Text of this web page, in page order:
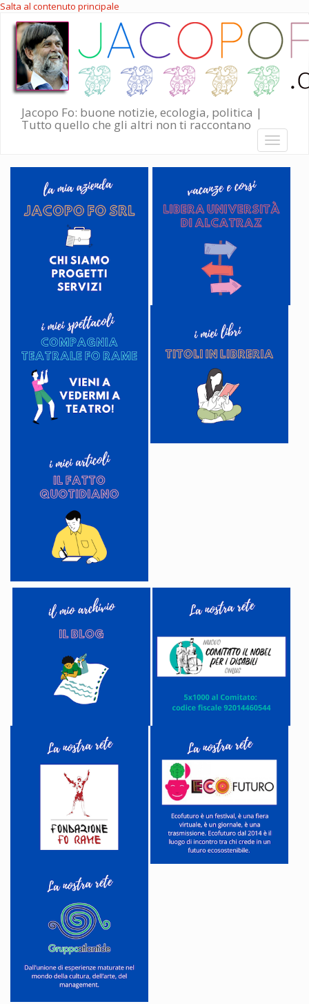
Salta al contenuto principale
Jacopo Fo: buone notizie, ecologia, politica |
Tutto quello che gli altri non ti raccontano
Toggle